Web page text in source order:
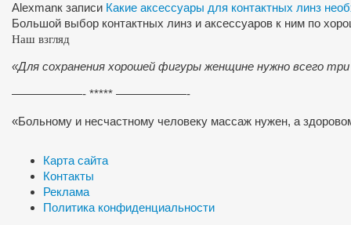
Alexmanк записи Какие аксессуары для контактных линз
Большой выбор контактных линз и аксессуаров к ним по
Наш взгляд
«Для сохранения хорошей фигуры женщине нужно всего
——————- ***** ——————-
«Больному и несчастному человеку массаж нужен, а
Карта сайта
Контакты
Реклама
Политика конфиденциальности